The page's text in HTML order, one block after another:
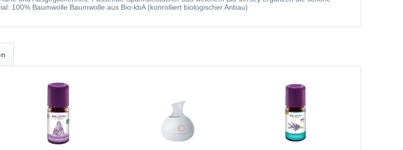
100% Baumwolle Baumwolle aus Bio-kbA (konrolliert biologischer Anbau)